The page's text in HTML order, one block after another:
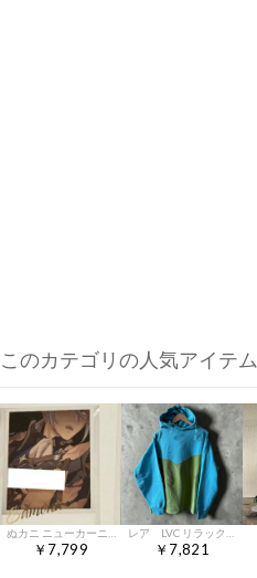
このカテゴリの人気アイテム
￥7,799 ￥7,821